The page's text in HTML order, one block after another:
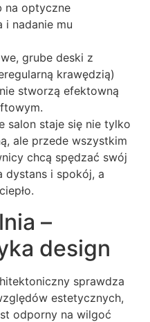
na optyczne
i nadanie mu
grube deski z
krawędzią)
stworzą efektowną
salon staje się nie tylko
ale przede wszystkim
chcą spędzać swój
dystans i spokój, a
–
design
sprawdza
estetycznych,
odporny na wilgoć